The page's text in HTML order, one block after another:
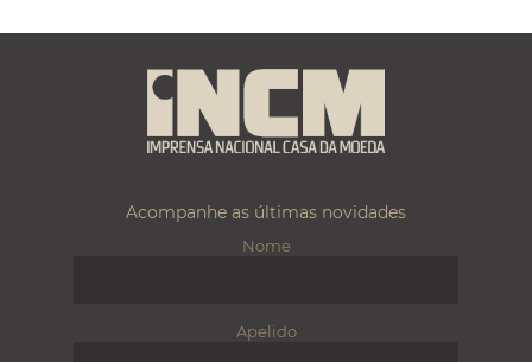
Acompanhe as últimas novidades
Nome
Apelido